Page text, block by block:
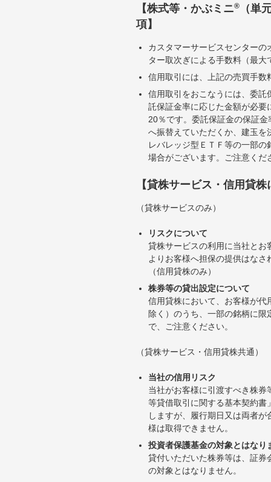
【株式等・かぶミニ®
（単
項】
カスタマーサービスセンター
ター取次ぎによる手数料（最
信用取引には、上記の売買手
信用取引をおこなうには、委
託保証金率に応じた金額が必
20％です。委託保証金の保証
へ振替えていただくか、建玉
レバレッジ型ＥＴＦ等の一部
場合がございます。ご注意くだ
【貸株サービス・信用貸
（貸株サービスのみ）
リスクについて
貸株サービスの利用に当社と
よりお客様へ担保の提供はな
（信用貸株のみ）
株券等の貸出設定について
信用貸株において、お客様が
除く）のうち、一部の銘柄に
で、ご注意ください。
（貸株サービス・信用貸株共通）
当社の信用リスク
当社がお客様に引渡すべき株
等貸借取引に関する基本契約
しますが、履行期日又は両者
様は取得できません。
投資者保護基金の対象とはなり
貸付いただいた株券等は、証
の対象とはなりません。